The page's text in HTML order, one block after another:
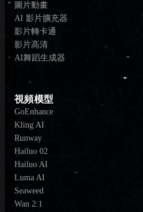
圖片動畫
AI 影片擴充器
影片轉卡通
影片高清
AI舞蹈生成器
視頻模型
GoEnhance
Kling AI
Runway
Hailuo 02
Hailuo AI
Luma AI
Seaweed
Wan 2.1